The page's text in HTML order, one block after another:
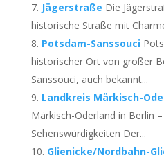
Jägerstraße Die
historische Straße mit
Potsdam-Sanssouci
historischer Ort von großer
Sanssouci, auch bekannt...
Landkreis Märkisch-
Märkisch-Oderland in Berlin
Sehenswürdigkeiten Der...
Glienicke/Nordbahn-